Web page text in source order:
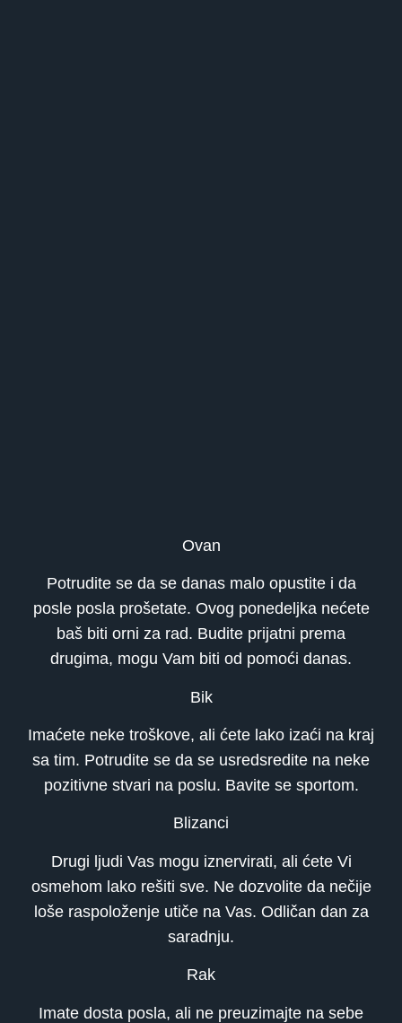
Ovan
Potrudite se da se danas malo opustite i da
posle posla prošetate. Ovog ponedeljka nećete
baš biti orni za rad. Budite prijatni prema
drugima, mogu Vam biti od pomoći danas.
Bik
Imaćete neke troškove, ali ćete lako izaći na kraj
sa tim. Potrudite se da se usredsredite na neke
pozitivne stvari na poslu. Bavite se sportom.
Blizanci
Drugi ljudi Vas mogu iznervirati, ali ćete Vi
osmehom lako rešiti sve. Ne dozvolite da nečije
loše raspoloženje utiče na Vas. Odličan dan za
saradnju.
Rak
Imate dosta posla, ali ne preuzimajte na sebe